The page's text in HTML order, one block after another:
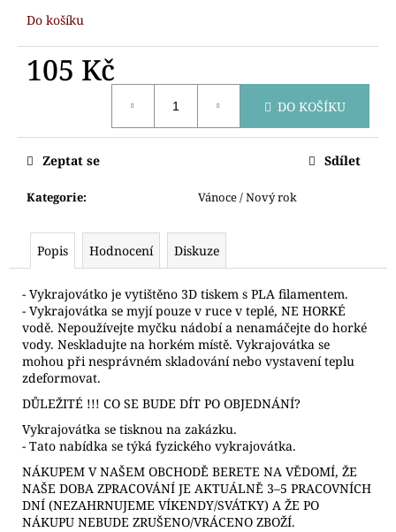
Do košíku
105 Kč
DO KOŠÍKU
Kategorie: Vánoce / Nový rok
Zeptat se Sdílet
Popis Hodnocení Diskuze
- Vykrajovátko je vytištěno 3D tiskem s PLA filamentem.
- Vykrajovátka se myjí pouze v ruce v teplé, NE HORKÉ
vodě. Nepoužívejte myčku nádobí a nenamáčejte do horké
vody. Neskladujte na horkém místě. Vykrajovátka se
mohou při nesprávném skladování nebo vystavení teplu
zdeformovat.
DŮLEŽITÉ !!! CO SE BUDE DÍT PO OBJEDNÁNÍ?
Vykrajovátka se tisknou na zakázku.
- Tato nabídka se týká fyzického vykrajovátka.
NÁKUPEM V NAŠEM OBCHODĚ BERETE NA VĚDOMÍ, ŽE
NAŠE DOBA ZPRACOVÁNÍ JE AKTUÁLNĚ 3–5 PRACOVNÍCH
DNÍ (NEZAHRNUJEME VÍKENDY/SVÁTKY) A ŽE PO
NÁKUPU NEBUDE ZRUŠENO/VRÁCENO ZBOŽÍ.
e
m
VYKRAJOVÁTKO
71